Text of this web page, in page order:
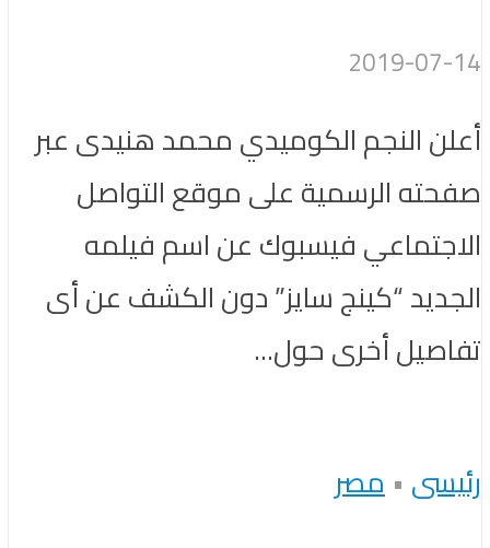
2019-07-14
أعلن النجم الكوميدي محمد هنيدى عبر
صفحته الرسمية على موقع التواصل
الاجتماعي فيسبوك عن اسم فيلمه
الجديد “كينج سايز” دون الكشف عن أى
تفاصيل أخرى حول...
رئيسى •مصر